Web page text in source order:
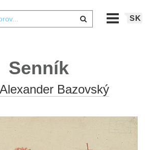
SK
Senník
Bazovský